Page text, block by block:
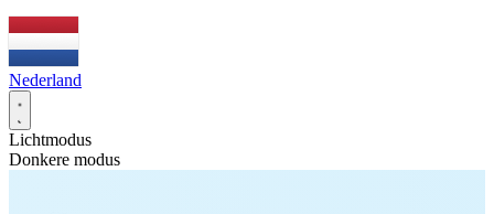
Nederland
Lichtmodus
Donkere modus